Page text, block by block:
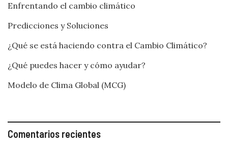
Enfrentando el cambio climático
Predicciones y Soluciones
¿Qué se está haciendo contra el Cambio Climático?
¿Qué puedes hacer y cómo ayudar?
Modelo de Clima Global (MCG)
Comentarios recientes